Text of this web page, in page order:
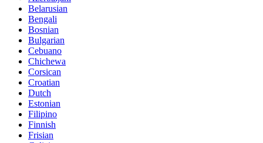
Belarusian
Bengali
Bosnian
Bulgarian
Cebuano
Chichewa
Corsican
Croatian
Dutch
Estonian
Filipino
Finnish
Frisian